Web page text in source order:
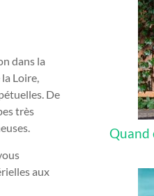
dans la
Loire,
De
très
aux